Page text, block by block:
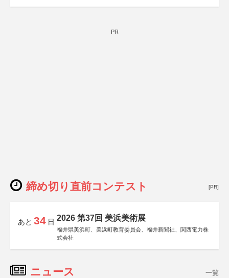
PR
締め切り直前コンテスト [PR]
あと 34 日 2026 第37回 美浜美術展
福井県美浜町、美浜町教育委員会、福井新聞社、関西電力株
式会社
ニュース 一覧